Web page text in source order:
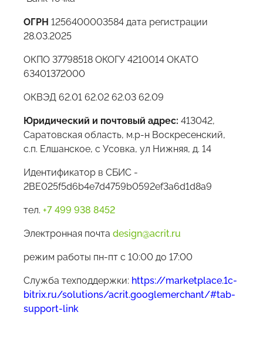
ОГРН 1256400003584 дата регистрации
28.03.2025
ОКПО 37798518 ОКОГУ 4210014 ОКАТО
63401372000
ОКВЭД 62.01 62.02 62.03 62.09
Юридический и почтовый адрес: 413042,
Саратовская область, м.р-н Воскресенский,
с.п. Елшанское, с Усовка, ул Нижняя, д. 14
Идентификатор в СБИС -
2BE025f5d6b4e7d4759b0592ef3a6d1d8a9
тел. +7 499 938 8452
Электронная почта design@acrit.ru
режим работы пн-пт с 10:00 до 17:00
Служба техподдержки: https://marketplace.1c-
bitrix.ru/solutions/acrit.googlemerchant/#tab-
support-link